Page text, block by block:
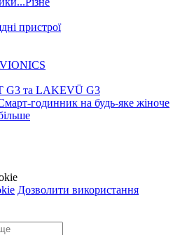
пристрої
G3 та LAKEVÜ G3
годинник на будь-яке жіноче
Дозволити використання